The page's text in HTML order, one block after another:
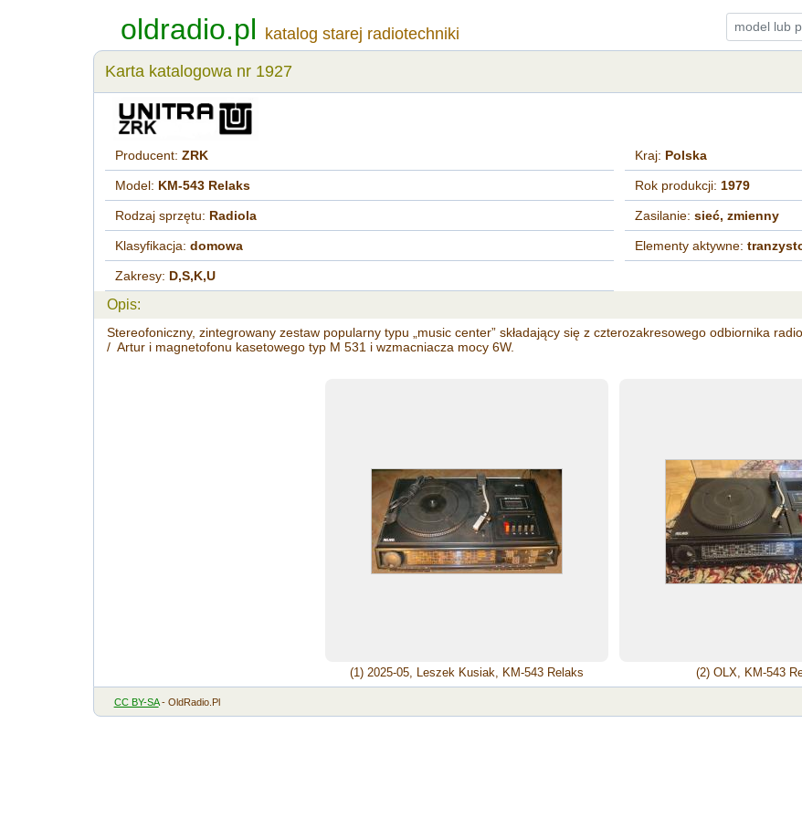
oldradio.pl katalog starej radiotechniki
Karta katalogowa nr 1927
Producent:ZRK
Model: KM-543 Relaks
Rodzaj sprzętu: Radiola
Klasyfikacja:domowa
Zakresy: D,S,K,U
Kraj: Polska
Rok produkcji: 1979
Zasilanie:sieć, zmienny
Elementy aktywne:
Opis:
Stereofoniczny, zintegrowany zestaw popularny typu „music center” składający się z czterozakresowego odbiornika
/ Artur i magnetofonu kasetowego typ M 531 i wzmacniacza mocy 6W.
(1) 2025-05, Leszek Kusiak, KM-543 Relaks (2) OLX, KM-543
CC BY-SA- OldRadio.Pl